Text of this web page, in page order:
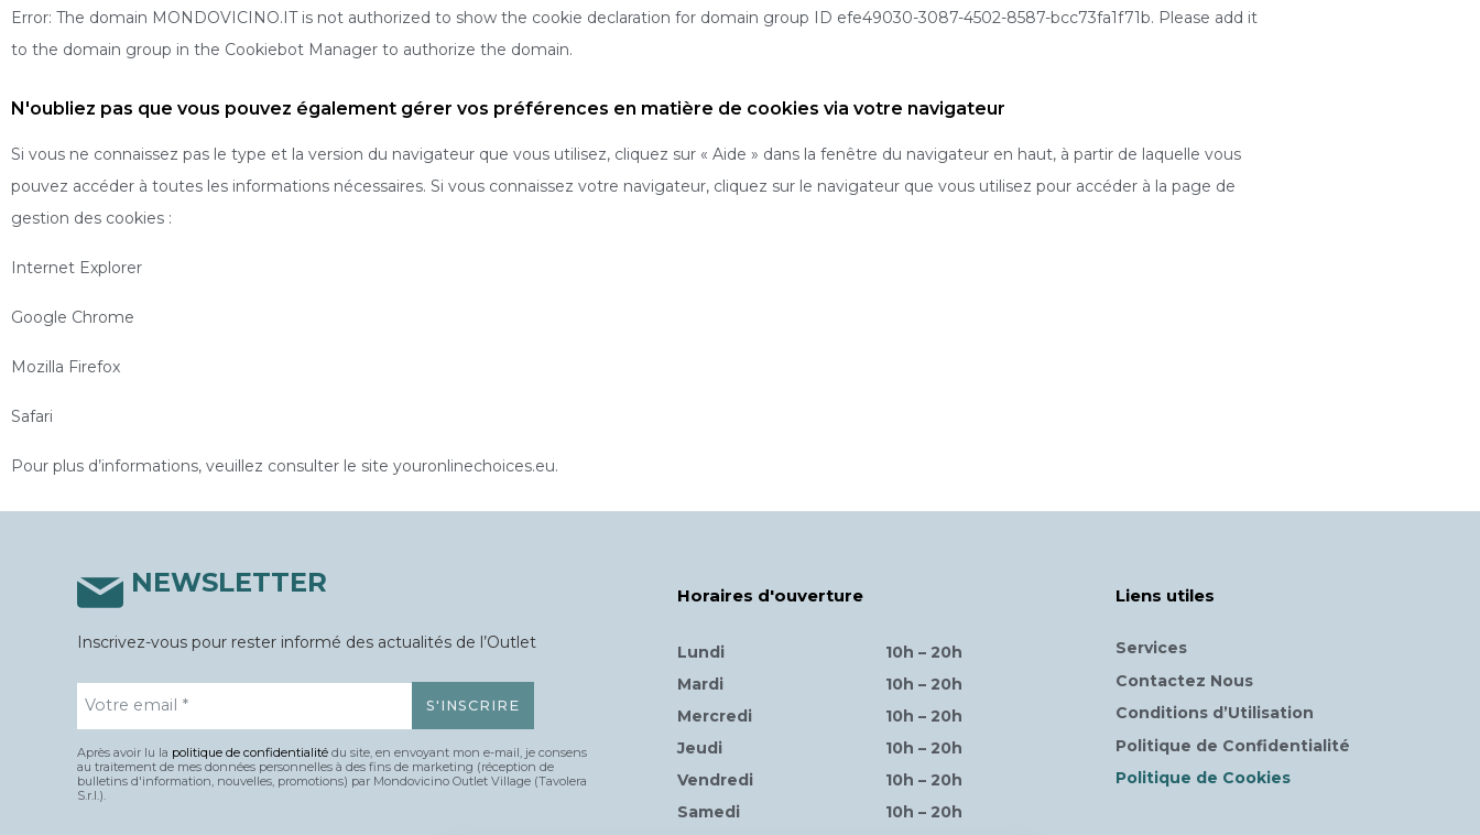
Error: The domain MONDOVICINO.IT is not authorized to show the cookie declaration for domain group ID efe49030-3087-4502-8587-bcc73fa1f71b. Please add it
to the domain group in the Cookiebot Manager to authorize the domain.
N'oubliez pas que vous pouvez également gérer vos préférences en matière de cookies via votre navigateur
Si vous ne connaissez pas le type et la version du navigateur que vous utilisez, cliquez sur « Aide » dans la fenêtre du navigateur en haut, à partir de laquelle vous
pouvez accéder à toutes les informations nécessaires. Si vous connaissez votre navigateur, cliquez sur le navigateur que vous utilisez pour accéder à la page de
gestion des cookies :
Internet Explorer
Google Chrome
Mozilla Firefox
Safari
Pour plus d’informations, veuillez consulter le site youronlinechoices.eu.
NEWSLETTER
Inscrivez-vous pour rester informé des actualités de l’Outlet
Après avoir lu la politique de confidentialité du site, en envoyant mon e-mail, je consens
au traitement de mes données personnelles à des fins de marketing (réception de
bulletins d'information, nouvelles, promotions) par Mondovicino Outlet Village (Tavolera
S.r.l.).
Horaires d'ouverture
Lundi
Mardi
Mercredi
Jeudi
Vendredi
Samedi
10h – 20h
10h – 20h
10h – 20h
10h – 20h
10h – 20h
10h – 20h
Liens utiles
Services
Contactez Nous
Conditions d’Utilisation
Politique de Confidentialité
Politique de Cookies